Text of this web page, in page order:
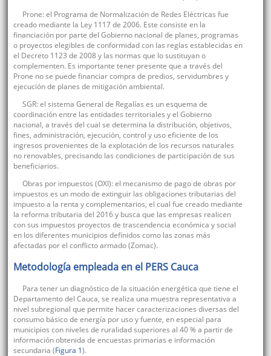
Prone: el Programa de Normalización de Redes Eléctricas fue
creado mediante la Ley 1117 de 2006. Este consiste en la
financiación por parte del Gobierno nacional de planes, programas
o proyectos elegibles de conformidad con las reglas establecidas en
el Decreto 1123 de 2008 y las normas que lo sustituyan o
complementen. Es importante tener presente que a través del
Prone no se puede financiar compra de predios, servidumbres y
ejecución de planes de mitigación ambiental.
SGR: el sistema General de Regalías es un esquema de
coordinación entre las entidades territoriales y el Gobierno
nacional, a través del cual se determina la distribución, objetivos,
fines, administración, ejecución, control y uso eficiente de los
ingresos provenientes de la explotación de los recursos naturales
no renovables, precisando las condiciones de participación de sus
beneficiarios.
Obras por impuestos (OXI): el mecanismo de pago de obras por
impuestos es un modo de extinguir las obligaciones tributarias del
impuesto a la renta y complementarios, el cual fue creado mediante
la reforma tributaria del 2016 y busca que las empresas realicen
con sus impuestos proyectos de trascendencia económica y social
en los diferentes municipios definidos como las zonas más
afectadas por el conflicto armado (Zomac).
Metodología empleada en el PERS Cauca
Para tener un diagnóstico de la situación energética que tiene el
Departamento del Cauca, se realiza una muestra representativa a
nivel subregional que permite hacer caracterizaciones diversas del
consumo básico de energía por uso y fuente, en especial para
municipios con niveles de ruralidad superiores al 40 % a partir de
información obtenida de encuestas primarias e información
secundaria (Figura 1).